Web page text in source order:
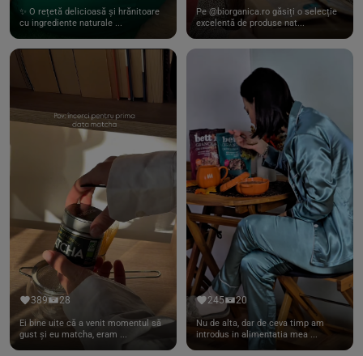
✨ O rețetă delicioasă și hrănitoare
cu ingrediente naturale ...
Pe @biorganica.ro găsiți o selecție
excelentă de produse nat...
389 28
Ei bine uite că a venit momentul să
gust și eu matcha, eram ...
245 20
Nu de alta, dar de ceva timp am
introdus in alimentatia mea ...